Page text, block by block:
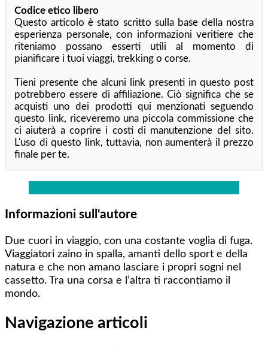
Codice etico libero
Questo articolo è stato scritto sulla base della nostra
esperienza personale, con informazioni veritiere che
riteniamo possano esserti utili al momento di
pianificare i tuoi viaggi, trekking o corse.
Tieni presente che alcuni link presenti in questo post
potrebbero essere di affiliazione. Ciò significa che se
acquisti uno dei prodotti qui menzionati seguendo
questo link, riceveremo una piccola commissione che
ci aiuterà a coprire i costi di manutenzione del sito.
L'uso di questo link, tuttavia, non aumenterà il prezzo
finale per te.
Informazioni sull'autore
Due cuori in viaggio, con una costante voglia di fuga.
Viaggiatori zaino in spalla, amanti dello sport e della
natura e che non amano lasciare i propri sogni nel
cassetto. Tra una corsa e l’altra ti raccontiamo il
mondo.
Navigazione articoli